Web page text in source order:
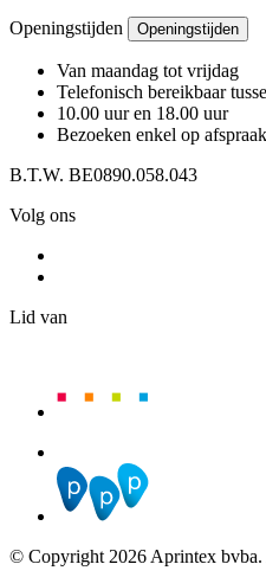
Openingstijden Openingstijden
Van maandag tot vrijdag
Telefonisch bereikbaar
10.00 uur en 18.00 uur
Bezoeken enkel op afspraak
B.T.W. BE0890.058.043
Volg ons
Lid van
© Copyright 2026 Aprintex bvba.